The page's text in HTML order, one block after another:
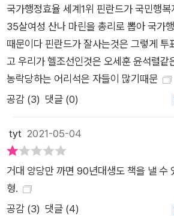
받는 언론을 다룬다. 저자는 인서울 명문
년의 목소리로 과잉 대표하면서 고졸/지
제하는 보도 행태를 짚으며 ‘다른 청년들
하는 기자들이 많지 않다’라고 꼬집는다.
자로 지명된 이모 씨가 진범이 아닐 가능성
용의자 실명을 노출한 언론 보도에 대해서
책임감을 내던진 보도”라고 비판한다. 하
기’를 욕하고, 비난하는 데서 그치지 않는
없이 좋은 언론은 존재하기 어렵다”는 당
실을 상기시키며 “가짜뉴스를 바로잡고 ‘
하는 동시에, 좋은 기사를 열심히 읽고, 공
언론사를 자극하고 독려하는 것이 필요하다”
국가행정효율 세계1위 핀란드가 국민행
35살여성 산나 마린을 총리로 뽑아 국가
때문이다 핀란드가 잘사는것은 그렇게 투
고 우리가 헬조선인것은 오세훈 윤석렬같
농락당하는 어리석은 자들이 많기때문
공감 (3) 댓글 (0)
tyt 2021-05-04
거대 양당만 까면 90년대생도 책을 낼 수
형.
공감 (3) 댓글 (4)